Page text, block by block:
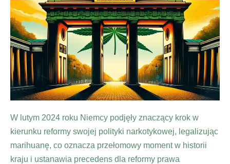
W lutym 2024 roku Niemcy podjęły znaczący krok w
kierunku reformy swojej polityki narkotykowej, legalizując
marihuanę, co oznacza przełomowy moment w historii
kraju i ustanawia precedens dla reformy prawa